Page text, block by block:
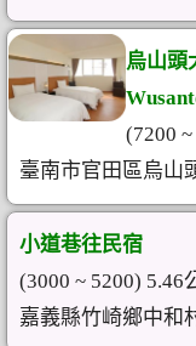
烏山頭
(7200
臺南市官田區烏山
小道巷往民宿
(3000 ~ 5200) 5.46
嘉義縣竹崎鄉中和